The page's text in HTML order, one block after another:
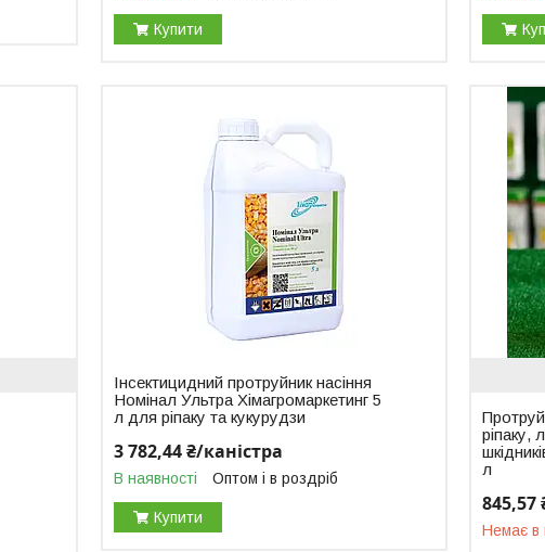
Купити
Інсектицидний протруйник насіння
Номінал Ультра Хімагромаркетинг 5
л для ріпаку та кукурудзи
3 782,44 ₴/каністра
В наявності Оптом і в роздріб
Купити
ріпаку,
л
845,57
Немає в